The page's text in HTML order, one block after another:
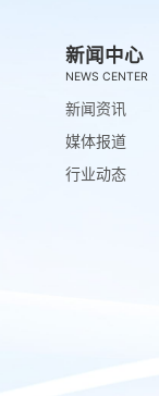
新闻中心
NEWS CENTER
新闻资讯
媒体报道
行业动态